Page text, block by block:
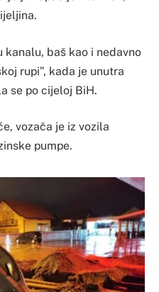
kanalu, baš kao i nedavno
rupi”, kada je unutra
se po cijeloj BiH.
vozača je iz vozila
pumpe.